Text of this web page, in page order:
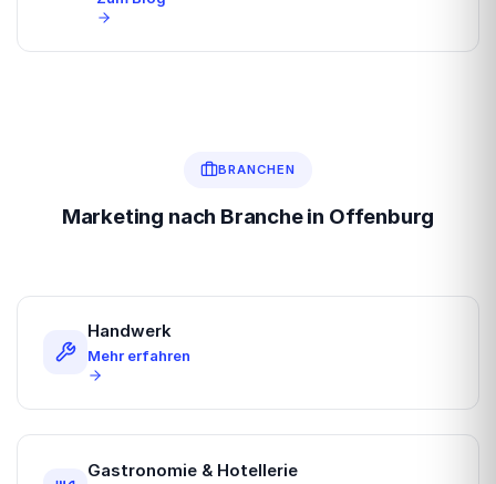
BRANCHEN
Marketing nach Branche in Offenburg
Handwerk
Mehr erfahren
Gastronomie & Hotellerie